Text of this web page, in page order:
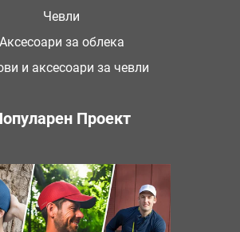
Чевли
Аксесоари за облека
и аксесоари за чевли
Проект